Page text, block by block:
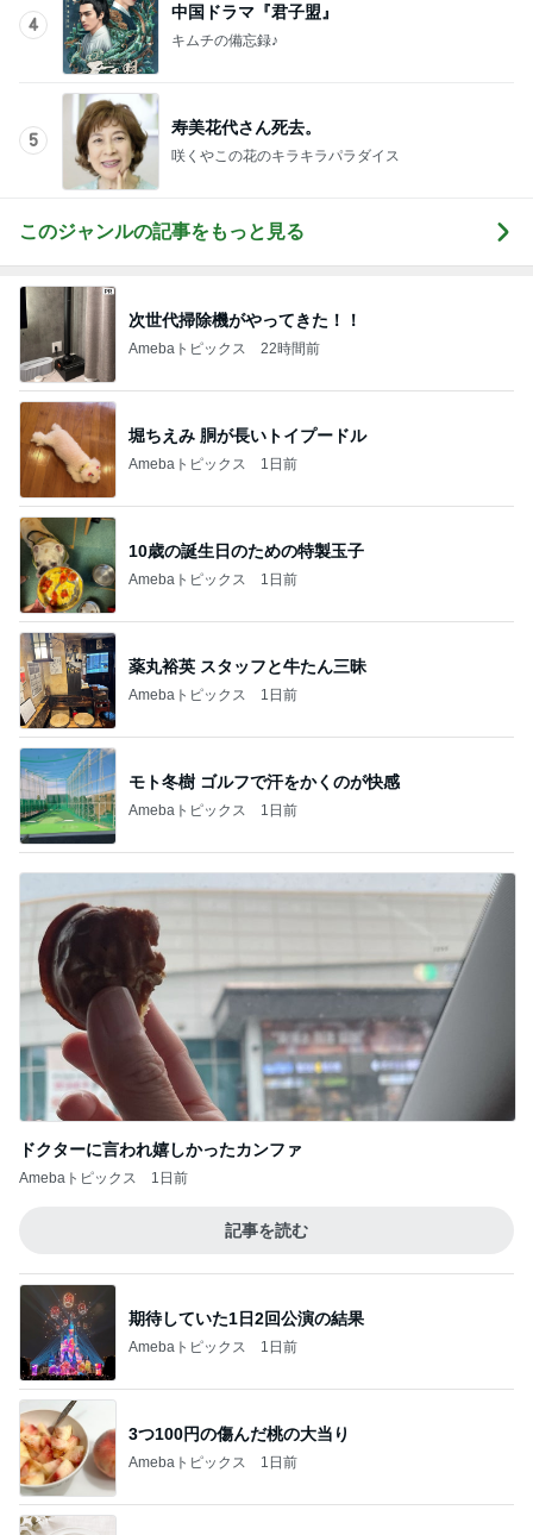
4
中国ドラマ『君子盟』
キムチの備忘録♪
5
寿美花代さん死去。
咲くやこの花のキラキラパラダイス
このジャンルの記事をもっと見る
次世代掃除機がやってきた！！
Amebaトピックス 22時間前
堀ちえみ 胴が長いトイプードル
Amebaトピックス 1日前
10歳の誕生日のための特製玉子
Amebaトピックス 1日前
薬丸裕英 スタッフと牛たん三昧
Amebaトピックス 1日前
モト冬樹 ゴルフで汗をかくのが快感
Amebaトピックス 1日前
ドクターに言われ嬉しかったカンファ
Amebaトピックス 1日前
記事を読む
期待していた1日2回公演の結果
Amebaトピックス 1日前
3つ100円の傷んだ桃の大当り
Amebaトピックス 1日前